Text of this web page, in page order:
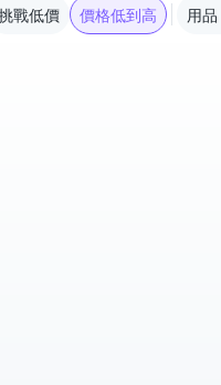
戰低價 價格低到高 用品